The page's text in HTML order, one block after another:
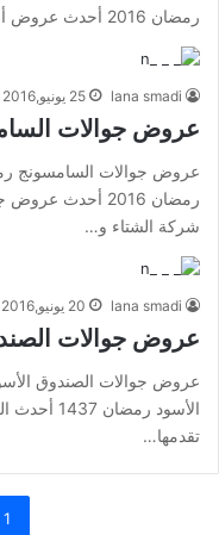
رمضان 2016 أحدث عروض أجهزة الجوال المختلفة و المتنوعة تقدمها…
lana smadi 25 يونيو,2016
عروض جوالات
رمضان 2016 أحدث
شركة الشتاء و…
lana smadi 20 يونيو,2016
عروض جوالات
الأسود
تقدمها…
1